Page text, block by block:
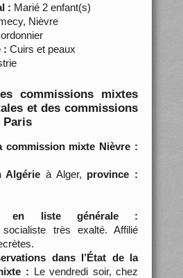
: Marié 2 enfant(s)
Nièvre
: Cuirs et peaux
commissions mixtes
et des commissions
Paris
commission mixte Nièvre :
Algérie à Alger, province :
en liste générale :
socialiste très exalté. Affilié
dans l’État de la
: Le vendredi soir, chez